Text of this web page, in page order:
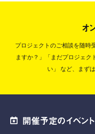
オ
プロジェクトのご相談を随時
ますか？」「まだプロジェク
い」
など、まず
開催予定のイベント